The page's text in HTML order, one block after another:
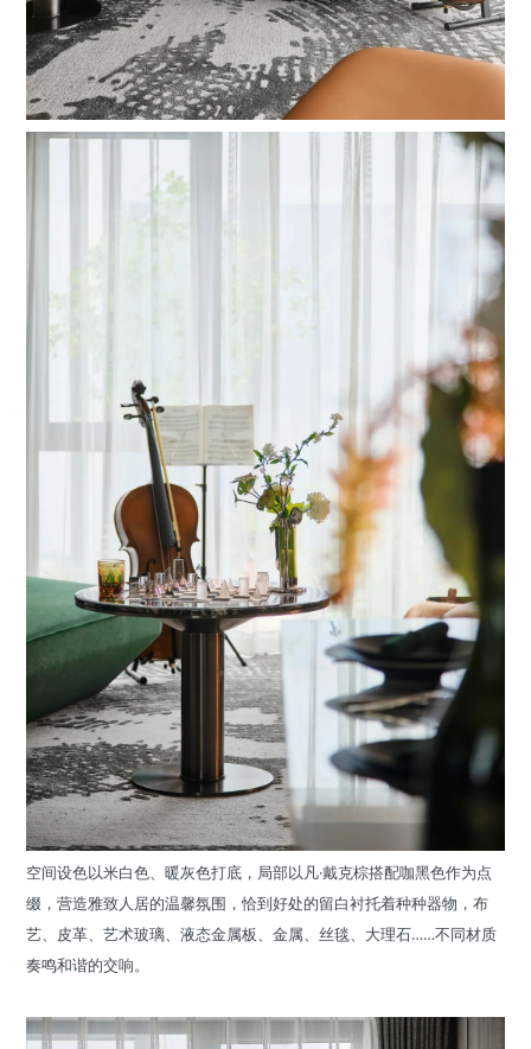
空间设色以米白色、暖灰色打底，局部以凡·戴克棕搭配咖黑色作为点
缀，营造雅致人居的温馨氛围，恰到好处的留白衬托着种种器物，布
艺、皮革、艺术玻璃、液态金属板、金属、丝毯、大理石……不同材质
奏鸣和谐的交响。